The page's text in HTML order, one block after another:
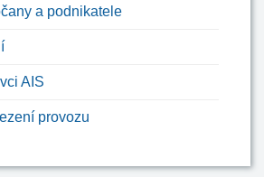
a podnikatele
AIS
provozu